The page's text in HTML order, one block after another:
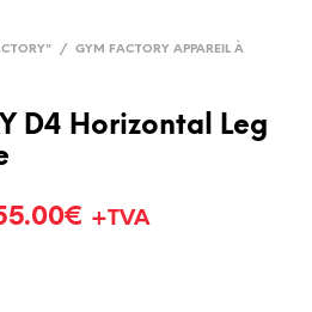
/
GYM FACTORY APPAREIL À
D4 Horizontal Leg
€ +TVA